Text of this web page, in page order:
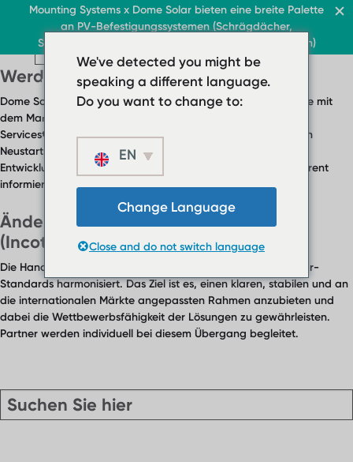
Mounting Systems x Dome Solar bieten eine breite Palette
an PV-Befestigungssystemen (Schrägdächer,
Sonnenschutzvorrichtungen, Flachdächer, Freiflächen)
Flachdäch
Sonnenschutz
Über uns
Kontakt
Dach & Gewerbe
Flachdäch
› Flachdachsystem
› Flachdachsystem
› FAQ
Kontakt
DE
Dach & Gewerbe
Dach & Gewerbe
›
Flachdachsystem
Sonnenschutz
Über uns
Kontakt
FAQ Kategorie:Preise &
Handelsbedingungen
Werden die Preise ähnlich bleiben?
Dome Solar arbeitet daran, eine Preisstruktur anzubieten, die mit
dem Markt kohärent und mit den erwarteten Qualitäts- und
Servicestandards abgestimmt ist. Im Kontext des industriellen
Neustarts und der Sicherung der Lieferkette können einige
Entwicklungen beobachtet werden. Partner werden transparent
informiert, wenn neue Bedingungen eingeführt werden.
Ändern sich die Handelsbedingungen
(Incoterms, MOQ, Rabatte)?
Die Handelsbedingungen werden derzeit mit den Dome Solar-
Standards harmonisiert. Das Ziel ist es, einen klaren, stabilen und an
die internationalen Märkte angepassten Rahmen anzubieten und
dabei die Wettbewerbsfähigkeit der Lösungen zu gewährleisten.
Partner werden individuell bei diesem Übergang begleitet.
We've detected you might be
speaking a different language.
Do you want to change to:
EN
Change Language
Close and do not switch language